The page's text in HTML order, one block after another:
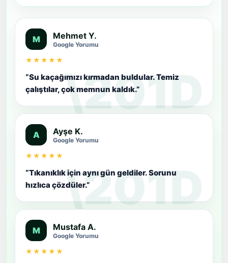
M Mehmet Y.
Google Yorumu
★★★★★
“Su kaçağımızı kırmadan buldular. Temiz
çalıştılar, çok memnun kaldık.”
A Ayşe K.
Google Yorumu
★★★★★
“Tıkanıklık için aynı gün geldiler. Sorunu
hızlıca çözdüler.”
M Mustafa A.
Google Yorumu
★★★★★